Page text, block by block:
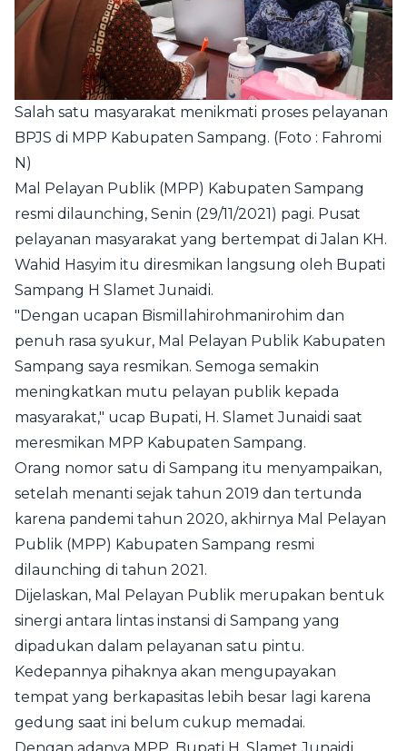
Salah satu masyarakat menikmati proses pelayanan
BPJS di MPP Kabupaten Sampang. (Foto : Fahromi
N)
Mal Pelayan Publik (MPP) Kabupaten Sampang
resmi dilaunching, Senin (29/11/2021) pagi. Pusat
pelayanan masyarakat yang bertempat di Jalan KH.
Wahid Hasyim itu diresmikan langsung oleh Bupati
Sampang H Slamet Junaidi.
"Dengan ucapan Bismillahirohmanirohim dan
penuh rasa syukur, Mal Pelayan Publik Kabupaten
Sampang saya resmikan. Semoga semakin
meningkatkan mutu pelayan publik kepada
masyarakat," ucap Bupati, H. Slamet Junaidi saat
meresmikan MPP Kabupaten Sampang.
Orang nomor satu di Sampang itu menyampaikan,
setelah menanti sejak tahun 2019 dan tertunda
karena pandemi tahun 2020, akhirnya Mal Pelayan
Publik (MPP) Kabupaten Sampang resmi
dilaunching di tahun 2021.
Dijelaskan, Mal Pelayan Publik merupakan bentuk
sinergi antara lintas instansi di Sampang yang
dipadukan dalam pelayanan satu pintu.
Kedepannya pihaknya akan mengupayakan
tempat yang berkapasitas lebih besar lagi karena
gedung saat ini belum cukup memadai.